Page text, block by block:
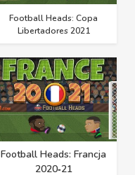
Football Heads: Copa
Libertadores 2021
Football Heads: Francja
2020‑21